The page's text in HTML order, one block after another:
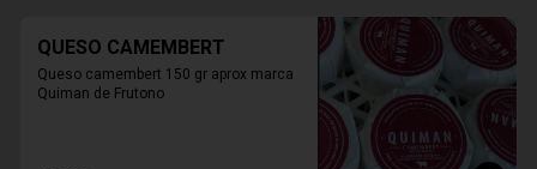
QUESO CAMEMBERT
Queso camembert 150 gr aprox marca
Quiman de Frutono